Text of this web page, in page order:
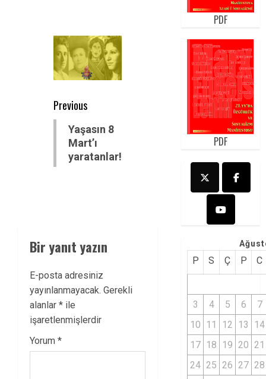
Post
navigation
Previous
Previous
post:
Yaşasın 8
Mart’ı
yaratanlar!
Bir yanıt yazın
E-posta adresiniz
yayınlanmayacak. Gerekli
alanlar * ile
işaretlenmişlerdir
Yorum *
PDF
PDF
P S Ç P C
3 4 5 6
7
10 11 12 13
14
17 18 19 20 21
24 25 26 27 28